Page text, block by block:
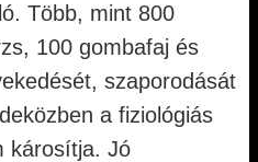
Több, mint 800
100 gombafaj és
szaporodását
a fiziológiás
károsítja. Jó